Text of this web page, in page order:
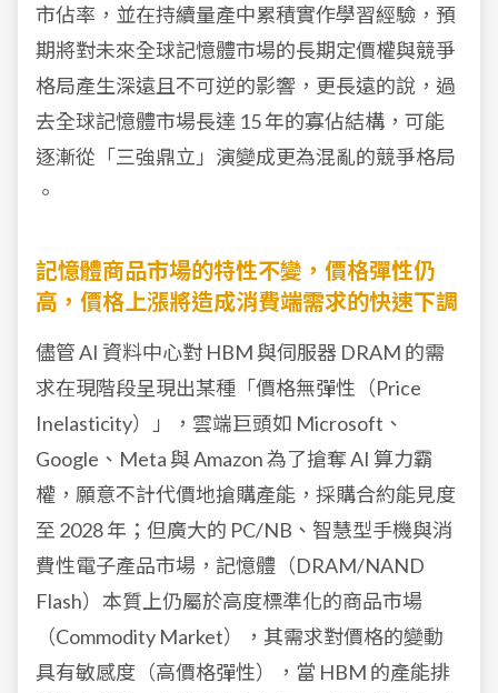
市佔率，並在持續量產中累積實作學習經驗，預
期將對未來全球記憶體市場的長期定價權與競爭
格局產生深遠且不可逆的影響，更長遠的說，過
去全球記憶體市場長達 15 年的寡佔結構，可能
逐漸從「三強鼎立」演變成更為混亂的競爭格局
。
記憶體商品市場的特性不變，價格彈性仍
高，價格上漲將造成消費端需求的快速下調
儘管 AI 資料中心對 HBM 與伺服器 DRAM 的需
求在現階段呈現出某種「價格無彈性（Price
Inelasticity）」，雲端巨頭如 Microsoft、
Google、Meta 與 Amazon 為了搶奪 AI 算力霸
權，願意不計代價地搶購產能，採購合約能見度
至 2028 年；但廣大的 PC/NB、智慧型手機與消
費性電子產品市場，記憶體（DRAM/NAND
Flash）本質上仍屬於高度標準化的商品市場
（Commodity Market），其需求對價格的變動
具有敏感度（高價格彈性），當 HBM 的產能排